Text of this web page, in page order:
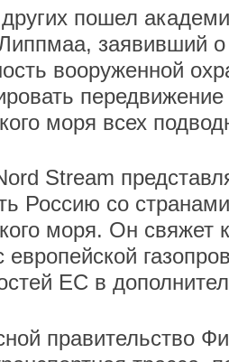
пошел
заявивший о
вооруженной
моря всех
Stream
Россию со
моря. Он свяжет
европейской
ЕС в
правительство